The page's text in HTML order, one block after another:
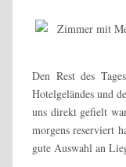
Den Rest des
Hotelgeländes und
uns direkt gefielt
morgens reserviert
gute Auswahl an